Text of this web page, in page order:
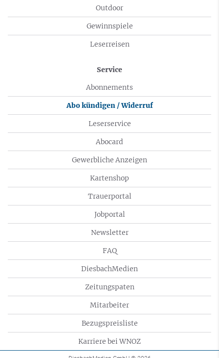
Outdoor
Gewinnspiele
Leserreisen
Service
Abonnements
Abo kündigen / Widerruf
Leserservice
Abocard
Gewerbliche Anzeigen
Kartenshop
Trauerportal
Jobportal
Newsletter
FAQ
DiesbachMedien
Zeitungspaten
Mitarbeiter
Bezugspreisliste
Karriere bei WNOZ